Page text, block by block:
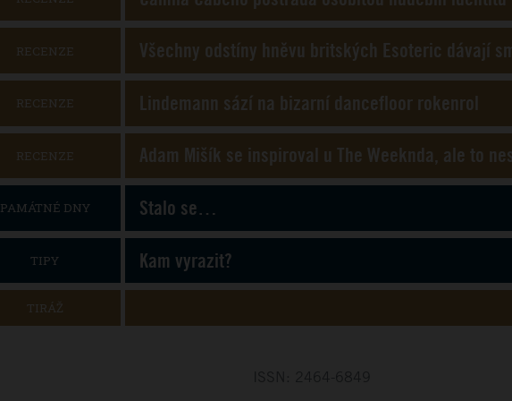
RECENZE Všechny odstíny hněvu britských Esoteric dávají
RECENZE Lindemann sází na bizarní dancefloor rokenrol
RECENZE Adam Mišík se inspiroval u The Weeknda, ale to
PAMÁTNÉ DNY Stalo se…
TIPY Kam vyrazit?
TIRÁŽ